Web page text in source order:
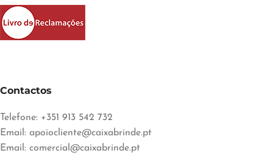
Contactos
Telefone: +351 913 542 732
Email: apoiocliente@caixabrinde.pt
Email: comercial@caixabrinde.pt